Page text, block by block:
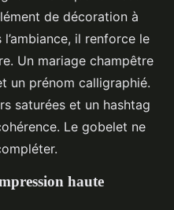
de décoration à
il renforce le
Un mariage champêtre
un prénom calligraphié.
saturées et un hashtag
Le gobelet ne
haute